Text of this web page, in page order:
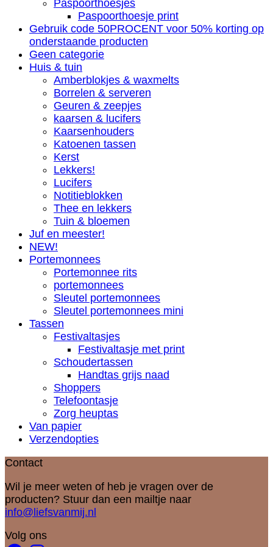
Paspoorthoesjes
Paspoorthoesje print
Gebruik code 50PROCENT voor 50% korting op
onderstaande producten
Geen categorie
Huis & tuin
Amberblokjes & waxmelts
Borrelen & serveren
Geuren & zeepjes
kaarsen & lucifers
Kaarsenhouders
Katoenen tassen
Kerst
Lekkers!
Lucifers
Notitieblokken
Thee en lekkers
Tuin & bloemen
Juf en meester!
NEW!
Portemonnees
Portemonnee rits
portemonnees
Sleutel portemonnees
Sleutel portemonnees mini
Tassen
Festivaltasjes
Festivaltasje met print
Schoudertassen
Handtas grijs naad
Shoppers
Telefoontasje
Zorg heuptas
Van papier
Verzendopties
Contact
Wil je meer weten of heb je vragen over de
producten? Stuur dan een mailtje naar
info@liefsvanmij.nl
Volg ons